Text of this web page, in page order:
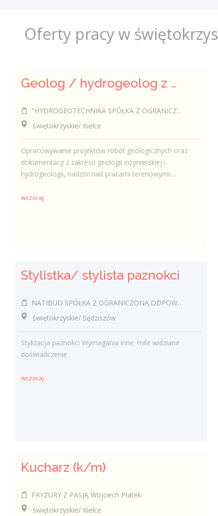
Oferty pracy w
Geolog / hydrogeolog z uprawnieniami (k/m)
"HYDROGEOTECHNIKA SPÓŁKA Z OGRANICZONĄ ODPOWIEDZIALNOŚCIĄ".
świętokrzyskie/ Kielce
Opracowywanie projektów robót geologicznych oraz
dokumentacji z zakresu geologii inżynierskiej i
hydrogeologii, nadzór nad pracami terenowymi:...
wczoraj
Stylistka/ stylista paznokci
NATIBUD SPÓŁKA Z OGRANICZONĄ ODPOWIEDZIALNOŚCIĄ
świętokrzyskie/ Sędziszów
Stylizacja paznokci Wymagania inne: mile widziane
doświadczenie
wczoraj
Kucharz (k/m)
FRYZURY Z PASJĄ Wojciech Płatek
świętokrzyskie/ Kielce